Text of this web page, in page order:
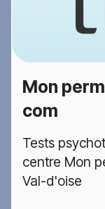
Mon
com
Tests
centre Mon
Val-d'oise